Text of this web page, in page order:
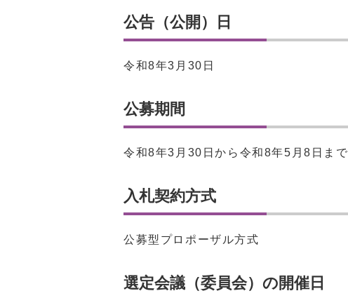
公告（公開）日
令和8年3月30日
公募期間
令和8年3月30日から令和8年5月8日まで
入札契約方式
公募型プロポーザル方式
選定会議（委員会）の開催日